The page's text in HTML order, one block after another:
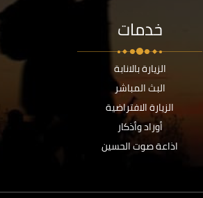
خدمات
الزيارة بالانابة
البث المباشر
الزيارة الافتراضية
أوراد وأذكار
اذاعة صوت الحسين